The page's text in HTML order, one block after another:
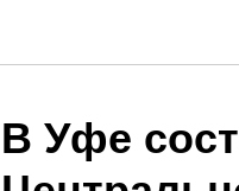
В Уфе